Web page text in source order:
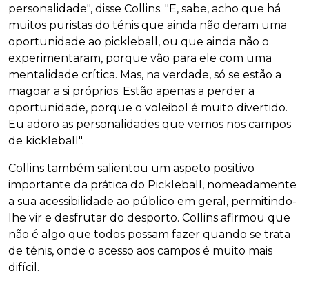
personalidade", disse Collins. "E, sabe, acho que há
muitos puristas do ténis que ainda não deram uma
oportunidade ao pickleball, ou que ainda não o
experimentaram, porque vão para ele com uma
mentalidade crítica. Mas, na verdade, só se estão a
magoar a si próprios. Estão apenas a perder a
oportunidade, porque o voleibol é muito divertido.
Eu adoro as personalidades que vemos nos campos
de kickleball".
Collins também salientou um aspeto positivo
importante da prática do Pickleball, nomeadamente
a sua acessibilidade ao público em geral, permitindo-
lhe vir e desfrutar do desporto. Collins afirmou que
não é algo que todos possam fazer quando se trata
de ténis, onde o acesso aos campos é muito mais
difícil.